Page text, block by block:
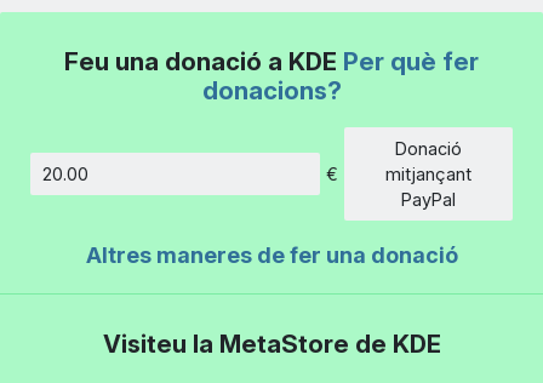
Feu una donació a KDE Per què fer
donacions?
€
Donació
mitjançant
PayPal
Altres maneres de fer una donació
Visiteu la MetaStore de KDE